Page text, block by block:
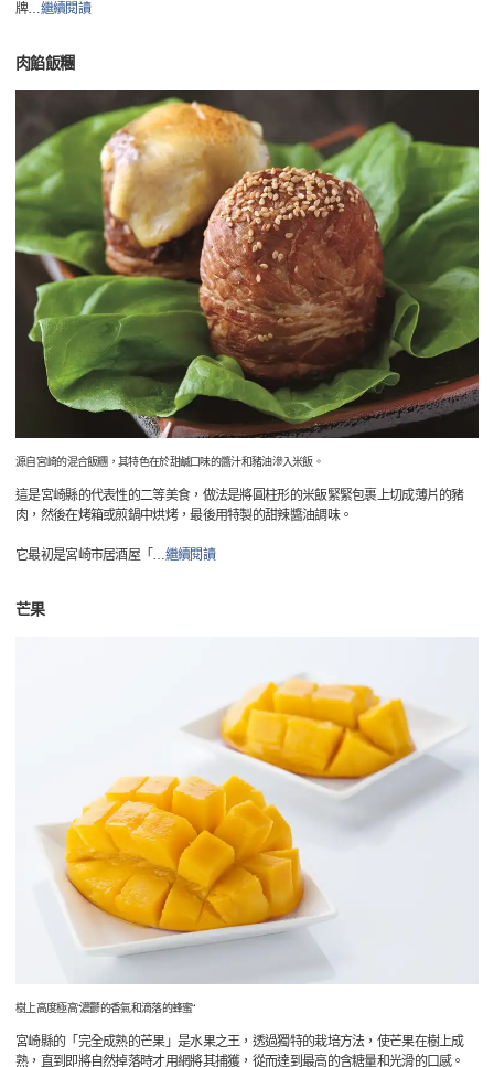
牌…繼續閱讀
肉餡飯糰
源自宮崎的混合飯糰，其特色在於甜鹹口味的醬汁和豬油滲入米飯。
這是宮崎縣的代表性的二等美食，做法是將圓柱形的米飯緊緊包裹上切成薄片的豬
肉，然後在烤箱或煎鍋中烘烤，最後用特製的甜辣醬油調味。
它最初是宮崎市居酒屋「 …繼續閱讀
芒果
樹上高度極高“濃鬱的香氣和滴落的蜂蜜“
宮崎縣的「完全成熟的芒果」是水果之王，透過獨特的栽培方法，使芒果在樹上成
熟，直到即將自然掉落時才用網將其捕獲，從而達到最高的含糖量和光滑的口感。